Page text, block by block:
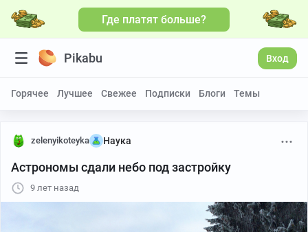
Где платят больше?
Pikabu Вход
Горячее Лучшее Свежее Подписки Блоги Темы
zelenyikoteyka Наука
Астрономы сдали небо под застройку
9 лет назад